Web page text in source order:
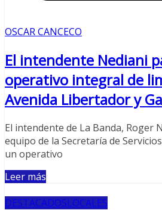
OSCAR CANCECO
El intendente Nediani
operativo integral de
Avenida Libertador y
El intendente de La Banda, Roger
equipo de la Secretaría de
un operativo
Leer más
DESTACADOSLOCALES